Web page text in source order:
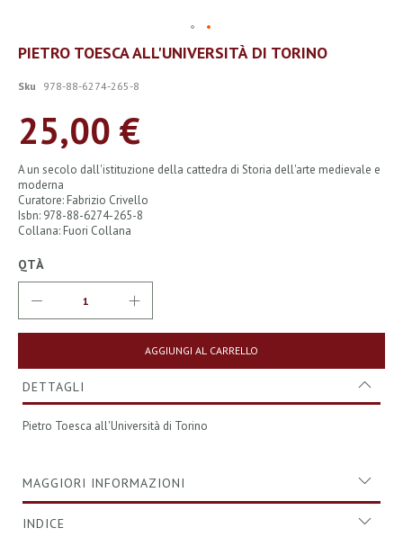
Vai
all'inizio
galleria
immagini
PIETRO TOESCA ALL'UNIVERSITÀ DI TORINO
Sku 978-88-6274-265-8
25,00 €
A un secolo dall'istituzione della cattedra di Storia dell'arte medievale e
moderna
Curatore: Fabrizio Crivello
Isbn: 978-88-6274-265-8
Collana: Fuori Collana
QTÀ
AGGIUNGI AL CARRELLO
DETTAGLI
Pietro Toesca all'Università di Torino
MAGGIORI INFORMAZIONI
INDICE